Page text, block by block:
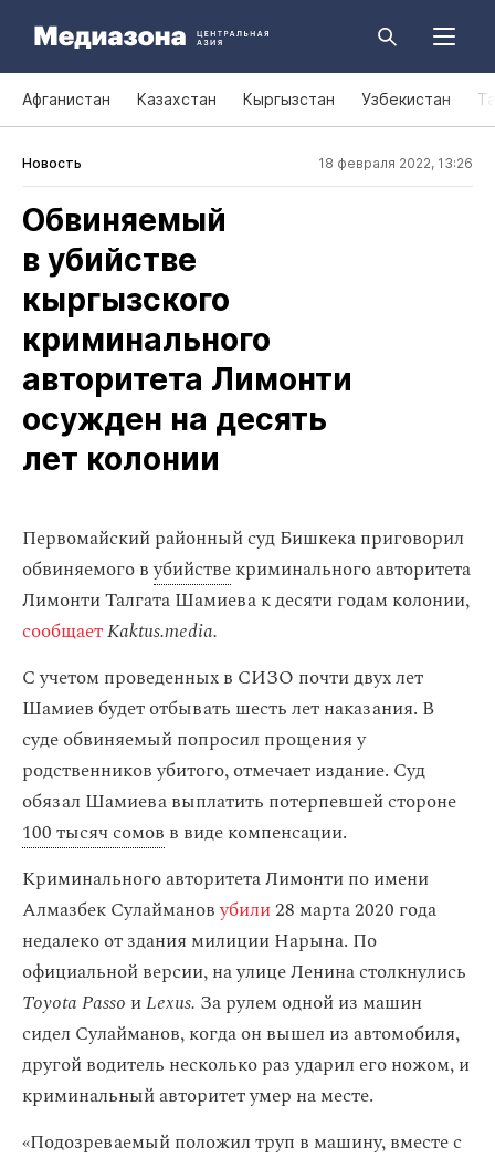
Афганистан Казахстан Кыргызстан Узбекистан
Новость 18 февраля 2022, 13:26
Обвиняемый
в убийстве
кыргызского
криминального
авторитета Лимонти
осужден на десять
лет колонии
Первомайский районный суд Бишкека приговорил
обвиняемого вубийствекриминального авторитета
Лимонти Талгата Шамиева к десяти годам колонии,
сообщаетKaktus.media.
С учетом проведенных в СИЗО почти двух лет
Шамиев будет отбывать шесть лет наказания. В
суде обвиняемый попросил прощения у
родственников убитого, отмечает издание. Суд
обязал Шамиева выплатить потерпевшей стороне
100 тысяч сомов в виде компенсации.
Криминального авторитета Лимонти по имени
Алмазбек Сулаймановубили28 марта 2020 года
недалеко от здания милиции Нарына. По
официальной версии, на улице Ленина столкнулись
Toyota Passo иLexus. За рулем одной из машин
сидел Сулайманов, когда он вышел из автомобиля,
другой водитель несколько раз ударил его ножом, и
криминальный авторитет умер на месте.
«Подозреваемый положил труп в машину, вместе с